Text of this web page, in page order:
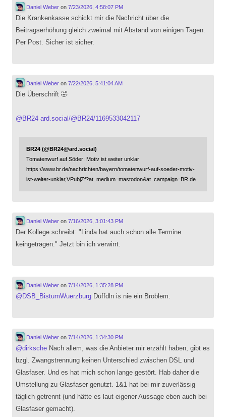
Daniel Weberon 7/23/2026, 4:58:07 PM
Die Krankenkasse schickt mir die Nachricht über die
Beitragserhöhung gleich zweimal mit Abstand von einigen Tagen.
Per Post. Sicher ist sicher.
Daniel Weberon 7/22/2026, 5:41:04 AM
Die Überschrift 🤣
@ BR24 ard.social/@BR24/1169533042117
BR24 (@BR24@ard.social)
Tomatenwurf auf Söder: Motiv ist weiter unklar
https://www.br.de/nachrichten/bayern/tomatenwurf-auf-soeder-motiv-
ist-weiter-unklar,VPubjZf?at_medium=mastodon&at_campaign=BR.de
Daniel Weberon 7/16/2026, 3:01:43 PM
Der Kollege schreibt: "Linda hat auch schon alle Termine
keingetragen." Jetzt bin ich verwirrt.
Daniel Weberon 7/14/2026, 1:35:28 PM
@ DSB_BistumWuerzburg Düffdln is nie ein Broblem.
Daniel Weberon 7/14/2026, 1:34:30 PM
@dirksche Nach allem, was die Anbieter mir erzählt haben, gibt es
bzgl. Zwangstrennung keinen Unterschied zwischen DSL und
Glasfaser. Und es hat mich schon lange gestört. Hab daher die
Umstellung zu Glasfaser genutzt. 1&1 hat bei mir zuverlässig
täglich getrennt (und hätte es laut eigener Aussage eben auch bei
Glasfaser gemacht).